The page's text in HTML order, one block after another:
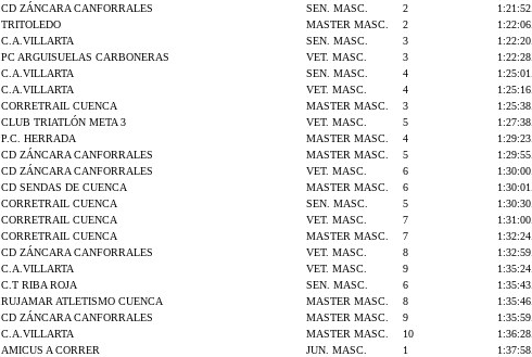
CD ZÁNCARA CANFORRALES SEN. MASC. 2
TRITOLEDO MASTER MASC. 2
C.A.VILLARTA SEN. MASC. 3
PC ARGUISUELAS CARBONERAS VET. MASC. 3
C.A.VILLARTA SEN. MASC. 4
C.A.VILLARTA VET. MASC. 4
CORRETRAIL CUENCA MASTER MASC. 3
CLUB TRIATLÓN META 3 VET. MASC. 5
P.C. HERRADA MASTER MASC. 4
CD ZÁNCARA CANFORRALES MASTER MASC. 5
CD ZÁNCARA CANFORRALES VET. MASC. 6
CD SENDAS DE CUENCA MASTER MASC. 6
CORRETRAIL CUENCA SEN. MASC. 5
CORRETRAIL CUENCA VET. MASC. 7
CORRETRAIL CUENCA MASTER MASC. 7
CD ZÁNCARA CANFORRALES VET. MASC. 8
C.A.VILLARTA VET. MASC. 9
C.T RIBA ROJA SEN. MASC. 6
RUJAMAR ATLETISMO CUENCA MASTER MASC. 8
CD ZÁNCARA CANFORRALES MASTER MASC. 9
C.A.VILLARTA MASTER MASC. 10
AMICUS A CORRER JUN. MASC. 1